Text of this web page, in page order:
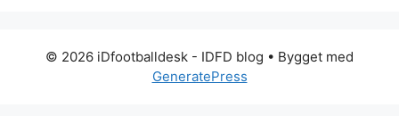
© 2026 iDfootballdesk - IDFD blog • Bygget med
GeneratePress